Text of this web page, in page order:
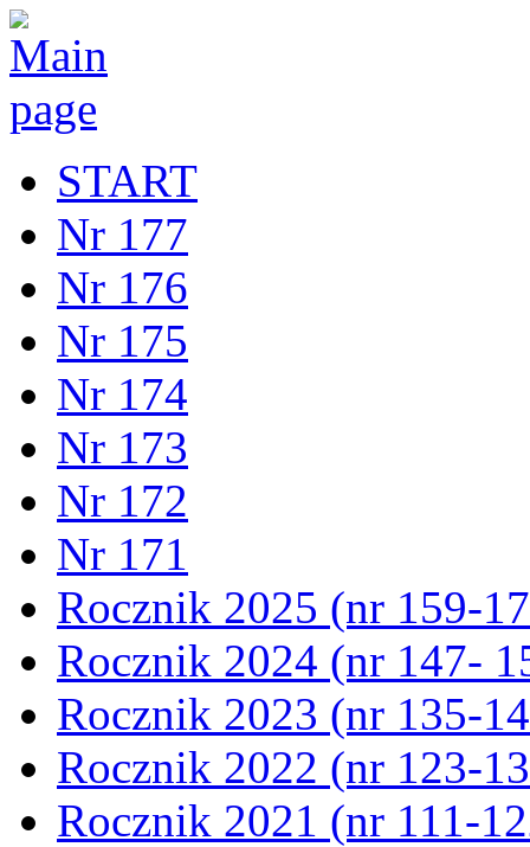
START
Nr 177
Nr 176
Nr 175
Nr 174
Nr 173
Nr 172
Nr 171
Rocznik 2025 (nr 159-
Rocznik 2024 (nr 147-
Rocznik 2023 (nr 135-
Rocznik 2022 (nr 123-
Rocznik 2021 (nr 111-